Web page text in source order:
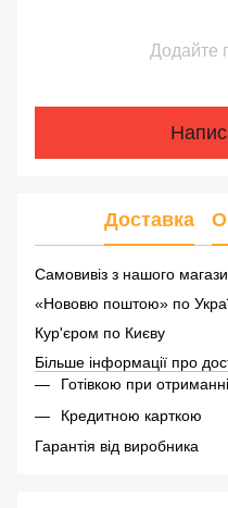
Додайте
Доставка
Самовивіз з нашого
«Нововю поштою» по
Кур'єром по Києву
Більше інформації про
Готівкою при отриманні
Кредитною карткою
Гарантія від виробника